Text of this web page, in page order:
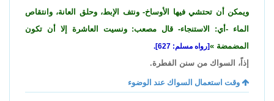
ويمكن أن تحتشي فيها الأوساخ- ونتف الإبط، وحلق العانة، وانتقاص
الماء -أي: الاستنجاء- قال مصعب: ونسيت العاشرة إلا أن تكون
المضمضة
[رواه مسلم: 627].
إذاً، السواك من سنن الفطرة.
وقت استعمال السواك عند الوضوء